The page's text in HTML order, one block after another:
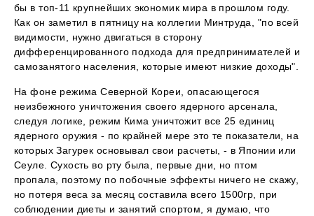
бы в топ-11 крупнейших экономик мира в прошлом году.
Как он заметил в пятницу на коллегии Минтруда, "по всей
видимости, нужно двигаться в сторону
дифференцированного подхода для предпринимателей и
самозанятого населения, которые имеют низкие доходы".
На фоне режима Северной Кореи, опасающегося
неизбежного уничтожения своего ядерного арсенала,
следуя логике, режим Кима уничтожит все 25 единиц
ядерного оружия - по крайней мере это те показатели, на
которых Загурек основывал свои расчеты, - в Японии или
Сеуле. Сухость во рту была, первые дни, но птом
пропала, поэтому по побочные эффекты ничего не скажу,
но потеря веса за месяц составила всего 1500гр, при
соблюдении диеты и занятий спортом, я думаю, что